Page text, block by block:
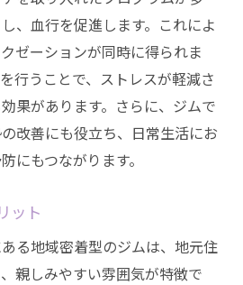
クを活用した改善方法
おくべきこと
ン維持のための工夫
チがもたらす驚きの効果とそ
たらす筋力強化
法としてのジムストレッチ
立つストレッチ
、血行を促進します。これによ
ゼーションが同時に得られま
行うことで、ストレスが軽減さ
果があります。さらに、ジムで
改善にも役立ち、日常生活にお
にもつながります。
ット
る地域密着型のジムは、地元住
親しみやすい雰囲気が特徴で